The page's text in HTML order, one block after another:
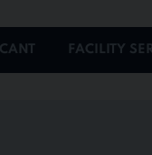
FACILITY